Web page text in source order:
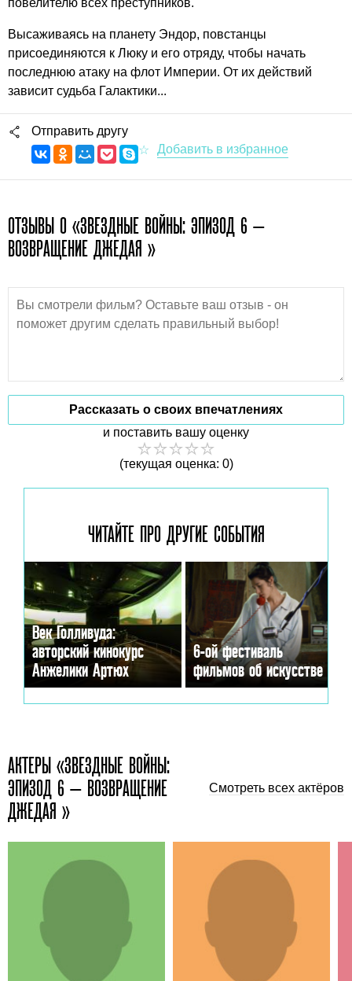
Высаживаясь на планету Эндор, повстанцы
присоединяются к Люку и его отряду, чтобы начать
последнюю атаку на флот Империи. От их действий
зависит судьба Галактики...
Отправить другу
ОТЗЫВЫ О «ЗВЕЗДНЫЕ ВОЙНЫ: ЭПИЗОД 6 —
ВОЗВРАЩЕНИЕ ДЖЕДАЯ »
Рассказать о своих впечатлениях
и поставить вашу оценку
(текущая оценка: 0)
ЧИТАЙТЕ ПРО ДРУГИЕ СОБЫТИЯ
Век Голливуда:
авторский кинокурс
Анжелики Артюх
6-ой фестиваль
фильмов об искусстве
АКТЕРЫ «ЗВЕЗДНЫЕ ВОЙНЫ:
ЭПИЗОД 6 — ВОЗВРАЩЕНИЕ
ДЖЕДАЯ »
Смотреть всех актёров